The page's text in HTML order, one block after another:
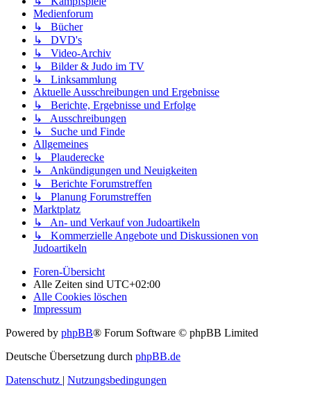
Medienforum
↳ Bücher
↳ DVD's
↳ Video-Archiv
↳ Bilder & Judo im TV
↳ Linksammlung
Aktuelle Ausschreibungen und Ergebnisse
↳ Berichte, Ergebnisse und Erfolge
↳ Ausschreibungen
↳ Suche und Finde
Allgemeines
↳ Plauderecke
↳ Ankündigungen und Neuigkeiten
↳ Berichte Forumstreffen
↳ Planung Forumstreffen
Marktplatz
↳ An- und Verkauf von Judoartikeln
↳ Kommerzielle Angebote und Diskussionen von
Judoartikeln
Foren-Übersicht
Alle Zeiten sind UTC+02:00
Alle Cookies löschen
Impressum
Powered by phpBB® Forum Software © phpBB Limited
Deutsche Übersetzung durch phpBB.de
Datenschutz | Nutzungsbedingungen